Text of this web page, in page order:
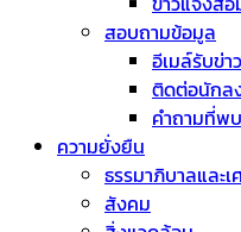
สอบถามข้อมูล
อีเมล์รับข่า
ติดต่อนักล
คำถามที่พ
ความยั่งยืน
ธรรมาภิบาลและ
สังคม